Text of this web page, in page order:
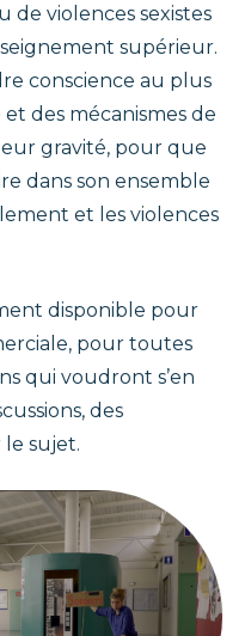
de violences sexistes
supérieur.
conscience au plus
des mécanismes de
gravité, pour que
dans son ensemble
et les violences
disponible pour
pour toutes
qui voudront s’en
des
sujet.